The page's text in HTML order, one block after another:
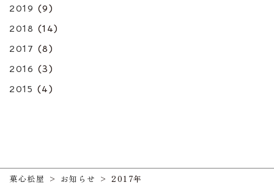
2019 (9)
2018 (14)
2017 (8)
2016 (3)
2015 (4)
菓心松屋 > お知らせ > 2017年